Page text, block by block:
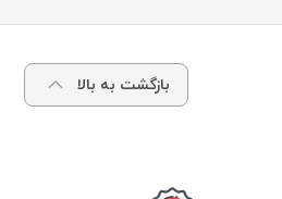
بازگشت به بالا